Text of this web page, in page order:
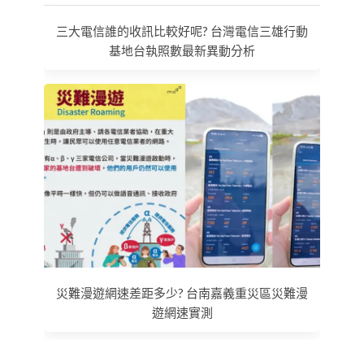
三大電信誰的收訊比較好呢? 台灣電信三雄行動
基地台執照數最新異動分析
災難漫遊網速差距多少? 台南嘉義重災區災難漫
遊網速實測